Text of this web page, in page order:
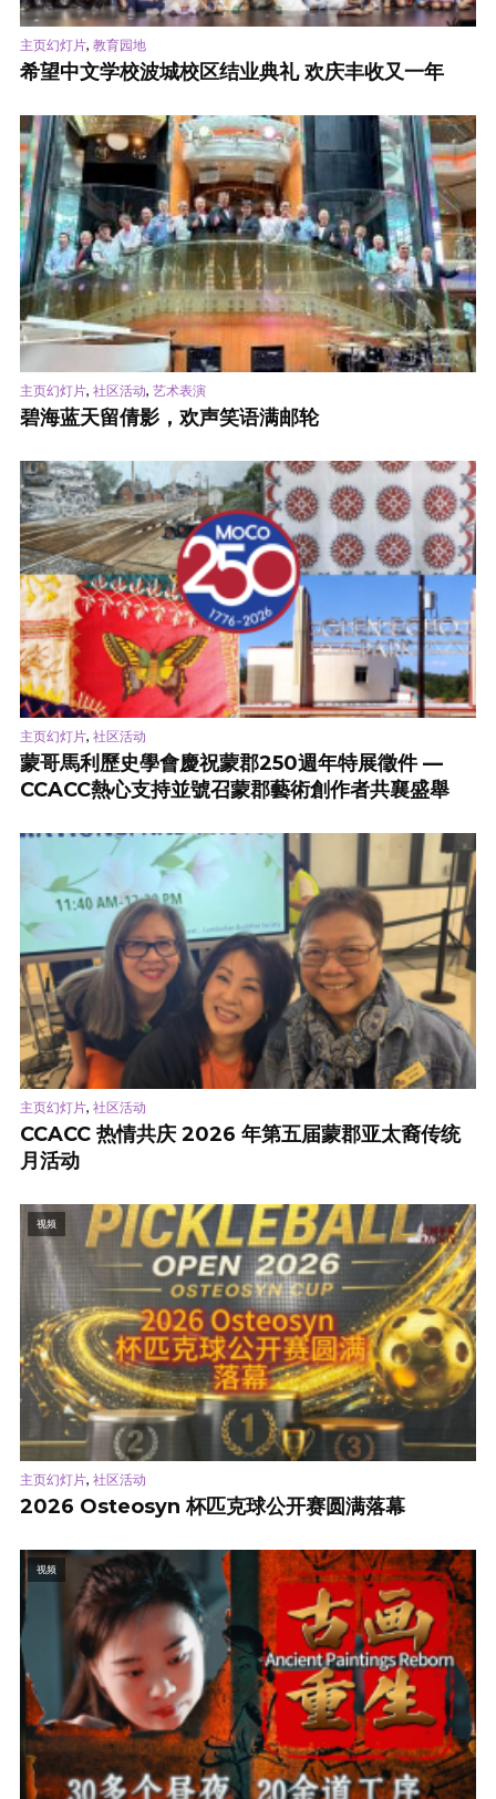
主页幻灯片, 教育园地
希望中文学校波城校区结业典礼 欢庆丰收又一年
主页幻灯片, 社区活动, 艺术表演
碧海蓝天留倩影，欢声笑语满邮轮
主页幻灯片, 社区活动
蒙哥馬利歷史學會慶祝蒙郡250週年特展徵件 —
CCACC熱心支持並號召蒙郡藝術創作者共襄盛舉
主页幻灯片, 社区活动
CCACC 热情共庆 2026 年第五届蒙郡亚太裔传统
月活动
视频
主页幻灯片, 社区活动
2026 Osteosyn 杯匹克球公开赛圆满落幕
视频